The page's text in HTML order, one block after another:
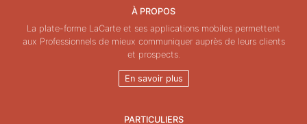
À PROPOS
La plate-forme LaCarte et ses applications mobiles permettent
aux Professionnels de mieux communiquer auprès de leurs clients
et prospects.
En savoir plus
PARTICULIERS